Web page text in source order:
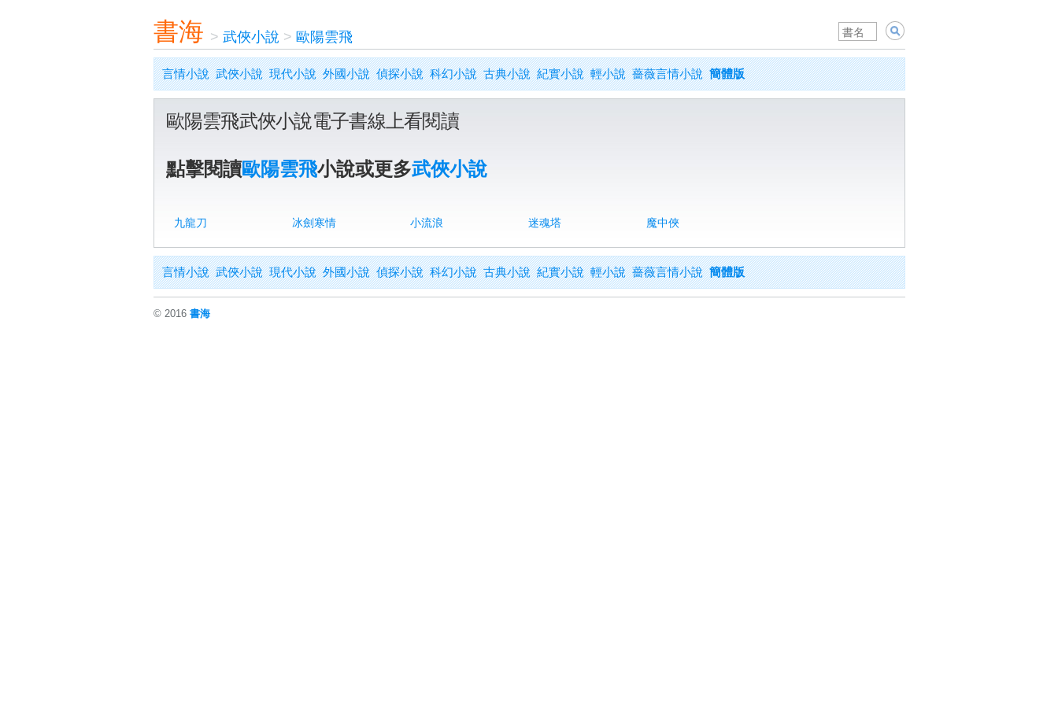
書海 > 武俠小說 > 歐陽雲飛
言情小說 武俠小說 現代小說 外國小說 偵探小說 科幻小說 古典小說 紀實小說 輕小說 薔薇言情小說 簡體版
歐陽雲飛武俠小說電子書線上看閱讀
點擊閱讀歐陽雲飛小說或更多武俠小說
九龍刀 冰劍寒情 小流浪 迷魂塔 魔中俠
言情小說 武俠小說 現代小說 外國小說 偵探小說 科幻小說 古典小說 紀實小說 輕小說 薔薇言情小說 簡體版
© 2016 書海